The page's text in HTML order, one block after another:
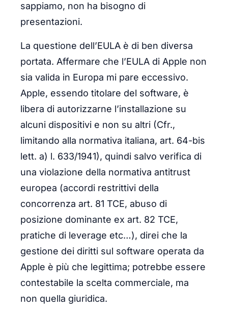
sappiamo, non ha bisogno di
presentazioni.
La questione dell’EULA è di ben diversa
portata. Affermare che l’EULA di Apple non
sia valida in Europa mi pare eccessivo.
Apple, essendo titolare del software, è
libera di autorizzarne l’installazione su
alcuni dispositivi e non su altri (Cfr.,
limitando alla normativa italiana, art. 64-bis
lett. a) l. 633/1941), quindi salvo verifica di
una violazione della normativa antitrust
europea (accordi restrittivi della
concorrenza art. 81 TCE, abuso di
posizione dominante ex art. 82 TCE,
pratiche di leverage etc…), direi che la
gestione dei diritti sul software operata da
Apple è più che legittima; potrebbe essere
contestabile la scelta commerciale, ma
non quella giuridica.